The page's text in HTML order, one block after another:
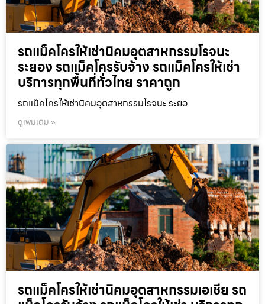
รถแม็คโครให้เช่านิคมอุตสาหกรรมโรจนะ
ระยอง รถแม็คโครรับจ้าง รถแม็คโครให้เช่า
บริการทุกพื้นที่ทั่วไทย ราคาถูก
รถแม็คโครให้เช่านิคมอุตสาหกรรมโรจนะ ระยอ
ดูเพิ่มเติม »
รถแม็คโครให้เช่านิคมอุตสาหกรรมเอเชีย รถ